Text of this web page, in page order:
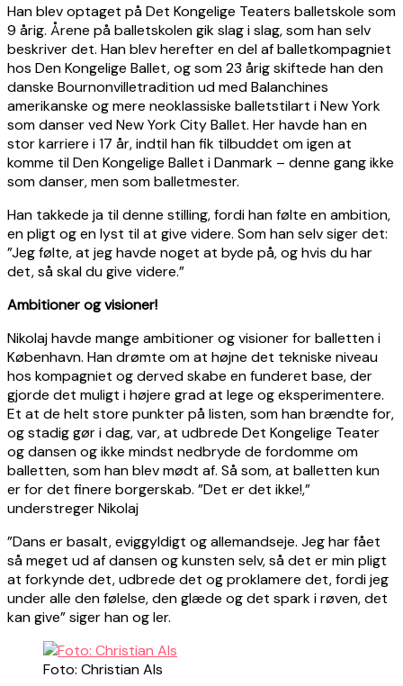
Han blev optaget på Det Kongelige Teaters balletskole som
9 årig. Årene på balletskolen gik slag i slag, som han selv
beskriver det. Han blev herefter en del af balletkompagniet
hos Den Kongelige Ballet, og som 23 årig skiftede han den
danske Bournonvilletradition ud med Balanchines
amerikanske og mere neoklassiske balletstilart i New York
som danser ved New York City Ballet. Her havde han en
stor karriere i 17 år, indtil han fik tilbuddet om igen at
komme til Den Kongelige Ballet i Danmark – denne gang ikke
som danser, men som balletmester.
Han takkede ja til denne stilling, fordi han følte en ambition,
en pligt og en lyst til at give videre. Som han selv siger det:
”Jeg følte, at jeg havde noget at byde på, og hvis du har
det, så skal du give videre.”
Ambitioner og visioner!
Nikolaj havde mange ambitioner og visioner for balletten i
København. Han drømte om at højne det tekniske niveau
hos kompagniet og derved skabe en funderet base, der
gjorde det muligt i højere grad at lege og eksperimentere.
Et at de helt store punkter på listen, som han brændte for,
og stadig gør i dag, var, at udbrede Det Kongelige Teater
og dansen og ikke mindst nedbryde de fordomme om
balletten, som han blev mødt af. Så som, at balletten kun
er for det finere borgerskab. ”Det er det ikke!,”
understreger Nikolaj
”Dans er basalt, eviggyldigt og allemandseje. Jeg har fået
så meget ud af dansen og kunsten selv, så det er min pligt
at forkynde det, udbrede det og proklamere det, fordi jeg
under alle den følelse, den glæde og det spark i røven, det
kan give” siger han og ler.
Foto: Christian Als